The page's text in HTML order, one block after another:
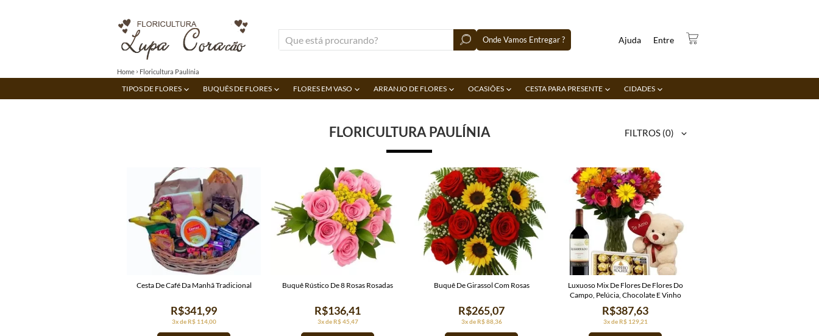
Onde Vamos Entregar ? Entre
Ajuda
TIPOS DE FLORES BUQUÊS DE FLORES FLORES EM VASO ARRANJO DE FLORES OCASIÕES CESTA PARA PRESENTE CIDADES
Home Floricultura Paulínia
FLORICULTURA PAULÍNIA FILTROS (0)
3x de R$ 114,00
R$341,99
Cesta De Café Da Manhã Tradicional
3x de R$ 45,47
R$136,41
Buquê Rústico De 8 Rosas Rosadas
3x de R$ 88,36
R$265,07
Buquê De Girassol Com Rosas
3x de R$ 129,21
R$387,63
Luxuoso Mix De Flores De Flores Do
Campo, Pelúcia, Chocolate E Vinho